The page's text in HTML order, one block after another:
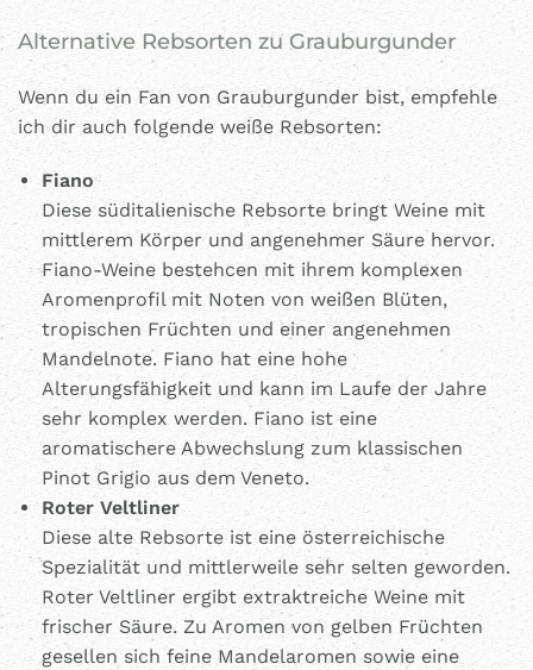
Alternative Rebsorten zu Grauburgunder
Wenn du ein Fan von Grauburgunder bist, empfehle
ich dir auch folgende weiße Rebsorten:
Fiano
Diese süditalienische Rebsorte bringt Weine mit
mittlerem Körper und angenehmer Säure hervor.
Fiano-Weine bestehcen mit ihrem komplexen
Aromenprofil mit Noten von weißen Blüten,
tropischen Früchten und einer angenehmen
Mandelnote. Fiano hat eine hohe
Alterungsfähigkeit und kann im Laufe der Jahre
sehr komplex werden. Fiano ist eine
aromatischere Abwechslung zum klassischen
Pinot Grigio aus dem Veneto.
Roter Veltliner
Diese alte Rebsorte ist eine österreichische
Spezialität und mittlerweile sehr selten geworden.
Roter Veltliner ergibt extraktreiche Weine mit
frischer Säure. Zu Aromen von gelben Früchten
gesellen sich feine Mandelaromen sowie eine